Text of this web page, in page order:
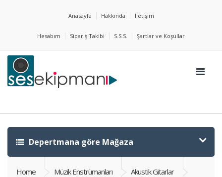
Anasayfa Hakkında İletişim
Hesabım Sipariş Takibi S.S.S. Şartlar ve Koşullar
Depertmana göre Mağaza
Home Müzik Enstrümanları Akustik Gitarlar